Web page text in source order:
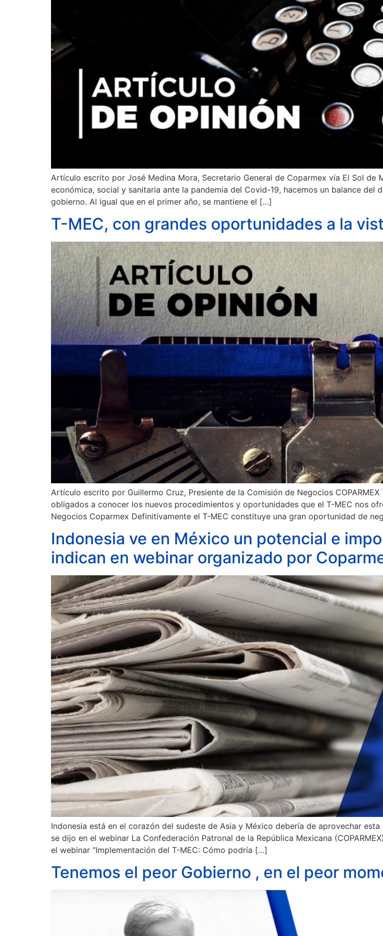
Artículo escrito por José Medina Mora, Secretario General de Coparmex vía El Sol de
económica, social y sanitaria ante la pandemia del Covid-19, hacemos un balance
gobierno. Al igual que en el primer año, se mantiene el […]
T-MEC, con grandes oportunidades a la
Artículo escrito por Guillermo Cruz, Presiente de la Comisión de Negocios
obligados a conocer los nuevos procedimientos y oportunidades que el T-MEC nos
Negocios Coparmex Definitivamente el T-MEC constituye una gran oportunidad de
Indonesia ve en México un potencial e
indican en webinar organizado por
Indonesia está en el corazón del sudeste de Asia y México debería de aprovechar
se dijo en el webinar La Confederación Patronal de la República Mexicana
el webinar “Implementación del T-MEC: Cómo podría […]
Tenemos el peor Gobierno , en el peor